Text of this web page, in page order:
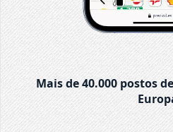
Mais de 40.000 postos